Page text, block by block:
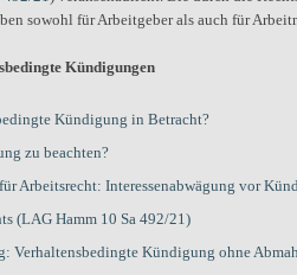
sowohl für Arbeitgeber als auch für
Kündigungen
Kündigung in Betracht?
zu beachten?
Arbeitsrecht: Interessenabwägung vor
(LAG Hamm 10 Sa 492/21)
Verhaltensbedingte Kündigung ohne